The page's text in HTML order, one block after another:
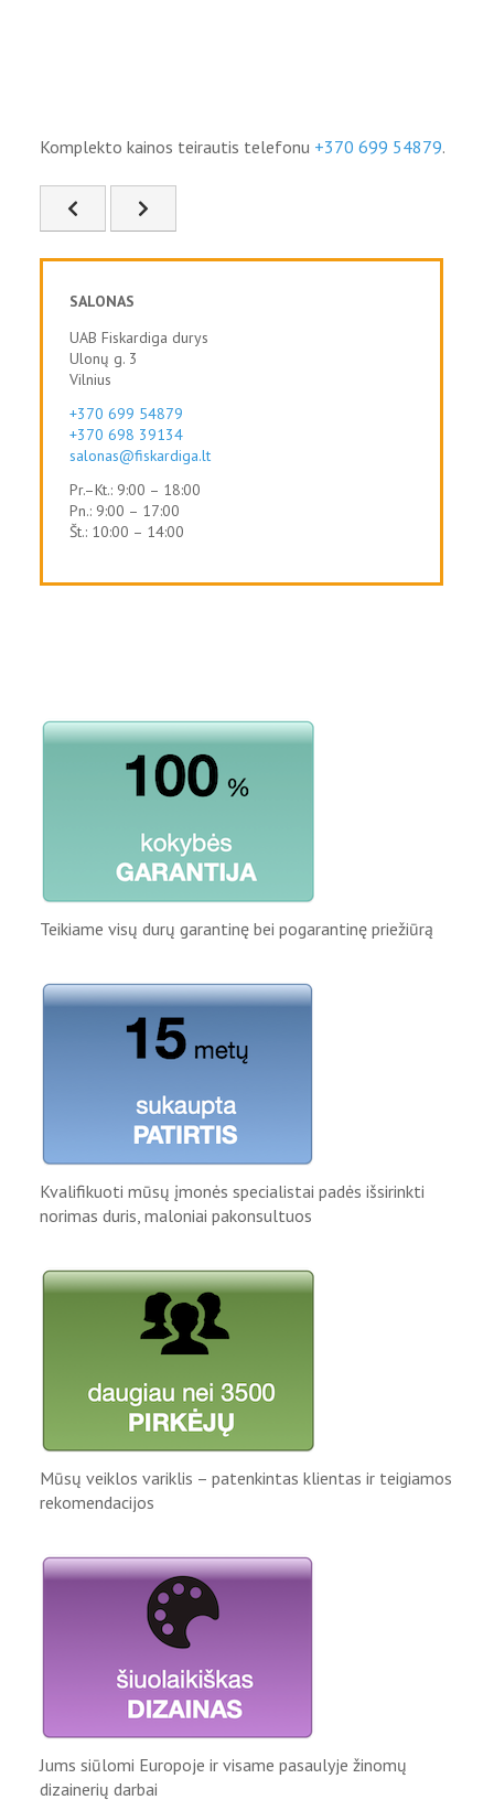
Komplekto kainos teirautis telefonu +370 699 54879.
Ankstesnis straipsnis: FD-60
Kitas straipsnis: FD-62
SALONAS
UAB Fiskardiga durys
Ulonų g. 3
Vilnius
+370 699 54879
+370 698 39134
salonas@fiskardiga.lt
Pr.–Kt.: 9:00 – 18:00
Pn.: 9:00 – 17:00
Št.: 10:00 – 14:00
Teikiame visų durų garantinę bei pogarantinę priežiūrą
Kvalifikuoti mūsų įmonės specialistai padės išsirinkti
norimas duris, maloniai pakonsultuos
Mūsų veiklos variklis – patenkintas klientas ir teigiamos
rekomendacijos
Jums siūlomi Europoje ir visame pasaulyje žinomų
dizainerių darbai